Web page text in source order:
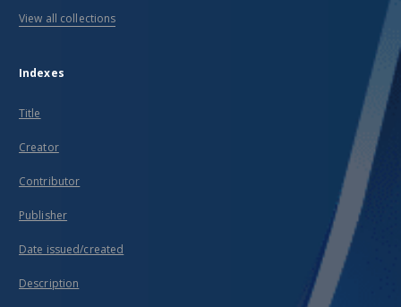
View all collections
Indexes
Title
Creator
Contributor
Publisher
Date issued/created
Description